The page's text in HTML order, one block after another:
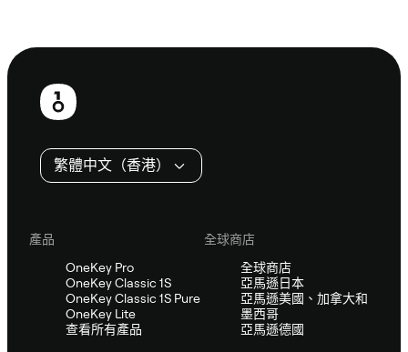
頁
繁體中文（香港）
產品
OneKey Pro
OneKey Classic 1S
OneKey Classic 1S Pure
OneKey Lite
查看所有產品
全球商店
全球商店
亞馬遜日本
亞馬遜美國、加拿大和
墨西哥
亞馬遜德國